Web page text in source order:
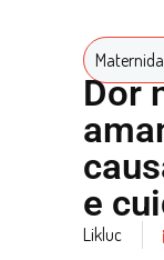
Dor
e
Likluc